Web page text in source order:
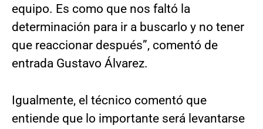
equipo. Es como que nos faltó la
determinación para ir a buscarlo y no tener
que reaccionar después”, comentó de
entrada Gustavo Álvarez.
Igualmente, el técnico comentó que
entiende que lo importante será levantarse